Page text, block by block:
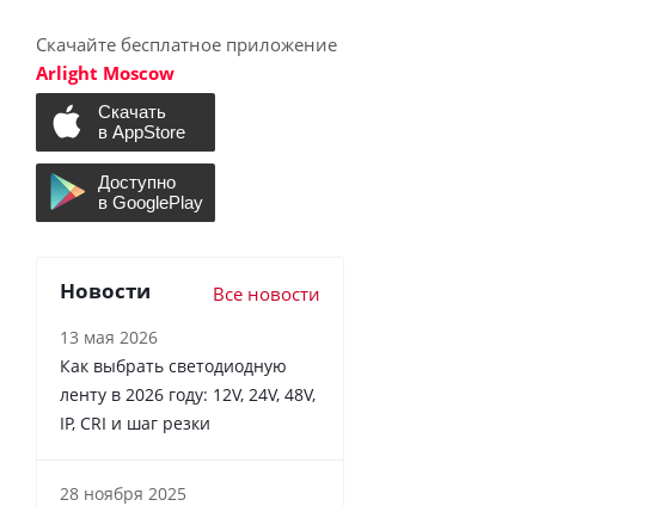
Скачайте бесплатное приложение
Arlight Moscow
Новости Все новости
13 мая 2026
Как выбрать светодиодную
ленту в 2026 году: 12V, 24V, 48V,
IP, CRI и шаг резки
28 ноября 2025